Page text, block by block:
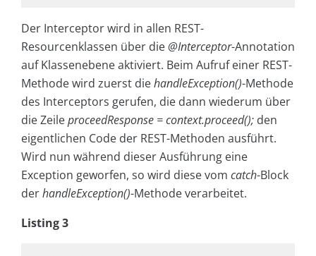
Der Interceptor wird in allen REST-
Resourcenklassen über die@Interceptor-Annotation
auf Klassenebene aktiviert. Beim Aufruf einer REST-
Methode wird zuerst diehandleException()-Methode
des Interceptors gerufen, die dann wiederum über
die ZeileproceedResponse = context.proceed(); den
eigentlichen Code der REST-Methoden ausführt.
Wird nun während dieser Ausführung eine
Exception geworfen, so wird diese vom catch-Block
derhandleException()-Methode verarbeitet.
Listing 3